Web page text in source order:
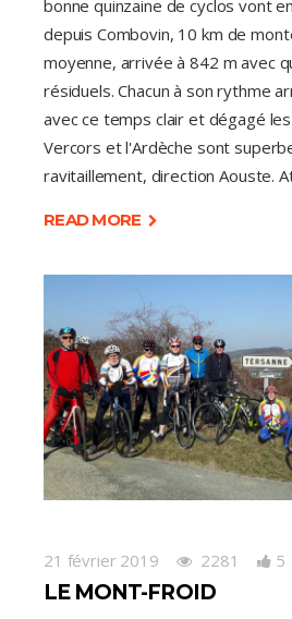
bonne quinzaine de cyclos vont
depuis Combovin, 10 km de
moyenne, arrivée à 842 m avec
résiduels. Chacun à son rythme
avec ce temps clair et dégagé
Vercors et l'Ardèche sont
ravitaillement, direction Aouste.
READ MORE
21 février 2019 2281 5
LE MONT-FROID